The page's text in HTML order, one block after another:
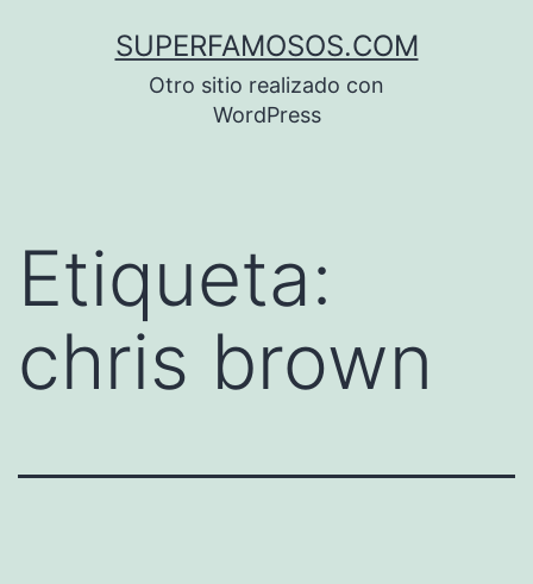
SUPERFAMOSOS.COM
Otro sitio realizado con
WordPress
Etiqueta:
chris brown